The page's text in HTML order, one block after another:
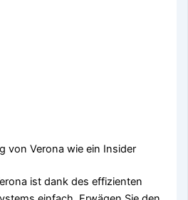
von Verona wie ein Insider
ist dank des effizienten